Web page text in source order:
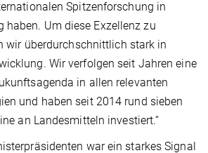
Spitzenforschung in
haben. Um diese Exzellenz zu
wir überdurchschnittlich stark in
Wir verfolgen seit Jahren eine
in allen relevanten
und haben seit 2014 rund sieben
an Landesmitteln investiert.“
war ein starkes Signal